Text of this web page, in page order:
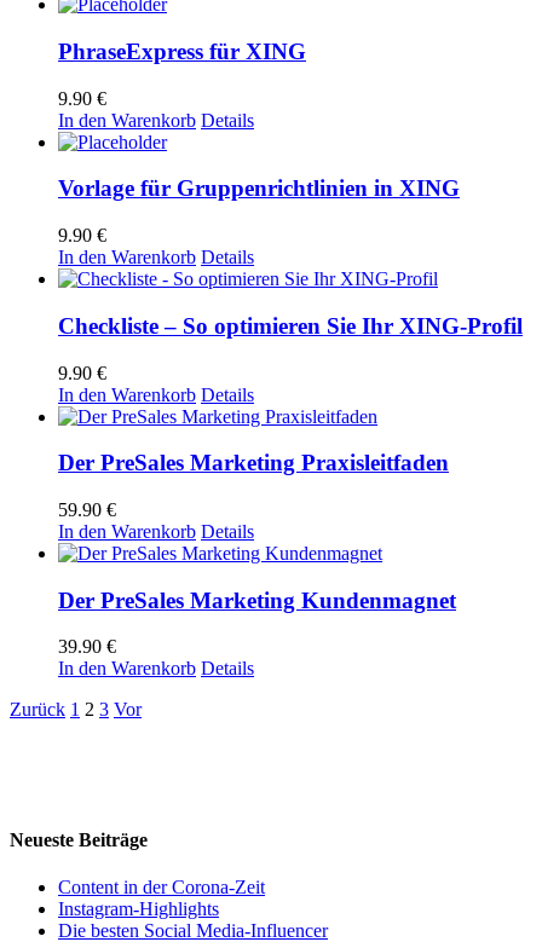
PhraseExpress für XING
9.90 €
In den Warenkorb Details
Vorlage für Gruppenrichtlinien in XING
9.90 €
In den Warenkorb Details
Checkliste – So optimieren Sie Ihr XING-Profil
9.90 €
In den Warenkorb Details
Der PreSales Marketing Praxisleitfaden
59.90 €
In den Warenkorb Details
Der PreSales Marketing Kundenmagnet
39.90 €
In den Warenkorb Details
Zurück 1 2 3 Vor
Neueste Beiträge
Content in der Corona-Zeit
Instagram-Highlights
Die besten Social Media-Influencer